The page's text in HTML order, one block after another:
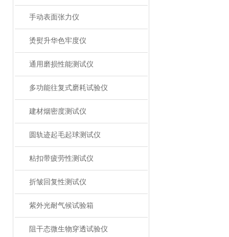
手动表面张力仪
烫熨升华色牢度仪
通用磨损性能测试仪
多功能往复式磨耗试验仪
建材烟密度测试仪
圆轨迹起毛起球测试仪
粘扣带疲劳性测试仪
折皱回复性测试仪
紫外光耐气候试验箱
阻干态微生物穿透试验仪